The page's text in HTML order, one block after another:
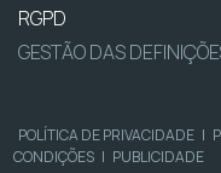
RGPD
GESTÃO DAS
POLÍTICA DE PRIVACIDADE |
CONDIÇÕES | PUBLICIDADE